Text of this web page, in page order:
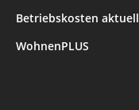
Betriebskosten aktuell
WohnenPLUS